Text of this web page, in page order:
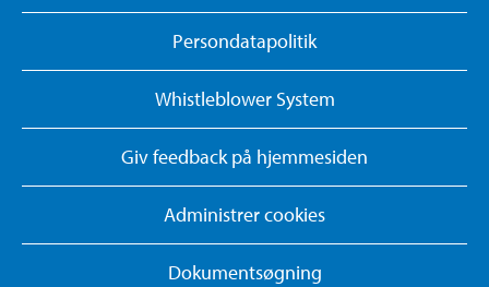
Persondatapolitik
Whistleblower System
Giv feedback på hjemmesiden
Administrer cookies
Dokumentsøgning